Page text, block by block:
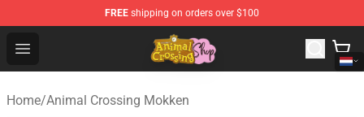
FREE shipping on orders over $100
Open menu
Animal Crossing Shop - Official Animal Crossing
Home/Animal Crossing Mokken